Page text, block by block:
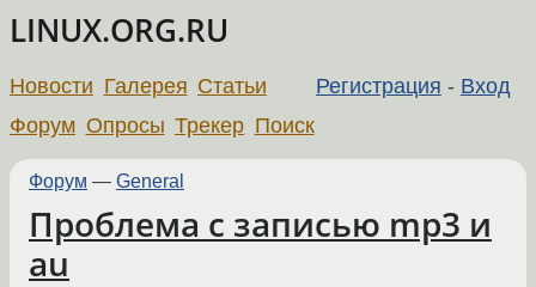
LINUX.ORG.RU
Регистрация - Вход
Новости Галерея Статьи
Форум Опросы Трекер Поиск
Форум — General
Проблема с записью mp3 и
au